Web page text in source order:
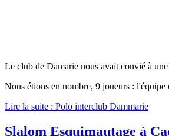
Le club de Damarie nous avait convié à
Nous étions en nombre, 9 joueurs :
Lire la suite : Polo interclub Dammarie
Slalom Esquimautage à